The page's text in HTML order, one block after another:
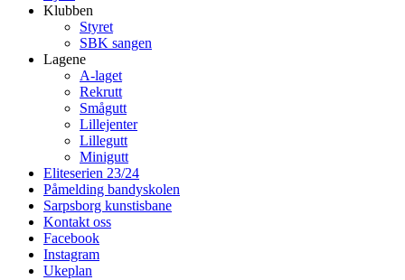
Klubben
Styret
SBK sangen
Lagene
A-laget
Rekrutt
Smågutt
Lillejenter
Lillegutt
Minigutt
Eliteserien 23/24
Påmelding bandyskolen
Sarpsborg kunstisbane
Kontakt oss
Facebook
Instagram
Ukeplan